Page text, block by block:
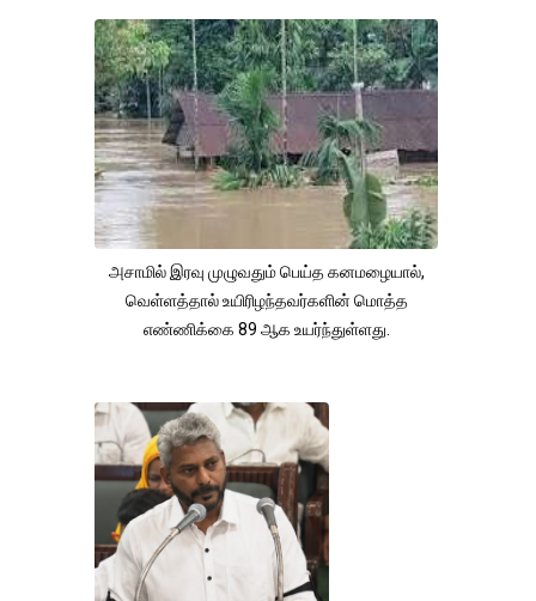
அசாமில் இரவு முழுவதும் பெய்த கனமழையால்,
வெள்ளத்தால் உயிரிழந்தவர்களின் மொத்த
எண்ணிக்கை 89 ஆக உயர்ந்துள்ளது.